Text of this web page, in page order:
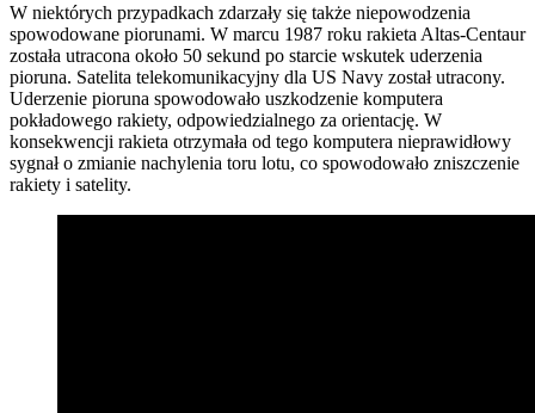
W niektórych przypadkach zdarzały się także niepowodzenia
spowodowane piorunami. W marcu 1987 roku rakieta Altas-Centaur
została utracona około 50 sekund po starcie wskutek uderzenia
pioruna. Satelita telekomunikacyjny dla US Navy został utracony.
Uderzenie pioruna spowodowało uszkodzenie komputera
pokładowego rakiety, odpowiedzialnego za orientację. W
konsekwencji rakieta otrzymała od tego komputera nieprawidłowy
sygnał o zmianie nachylenia toru lotu, co spowodowało zniszczenie
rakiety i satelity.